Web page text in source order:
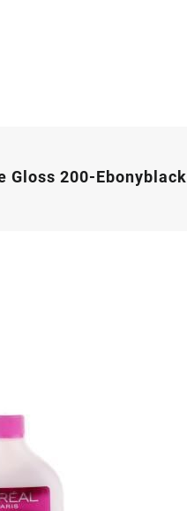
Gloss 200-Ebonyblack